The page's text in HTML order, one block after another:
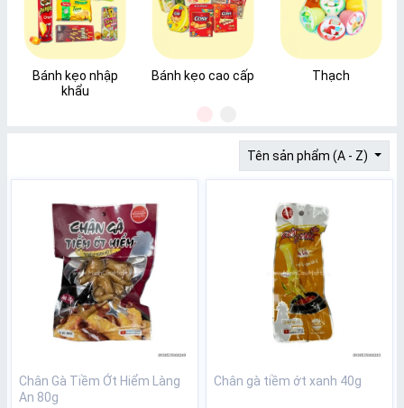
Bánh kẹo nhập
khẩu
Bánh kẹo cao cấp Thạch
Tên sản phẩm (A - Z)
Chân Gà Tiềm Ớt Hiểm Làng
An 80g
Chân gà tiềm ớt xanh 40g